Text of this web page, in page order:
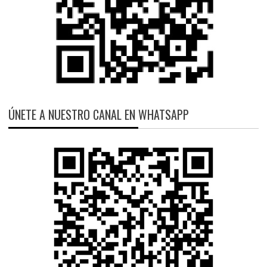
ÚNETE A NUESTRO CANAL EN WHATSAPP